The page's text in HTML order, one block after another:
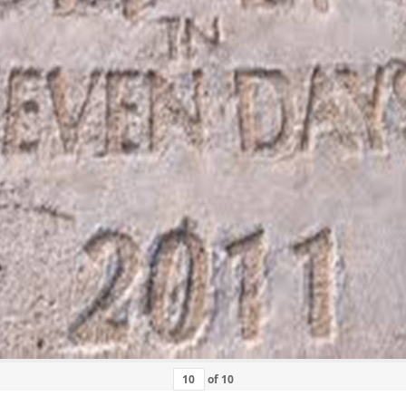
of 10